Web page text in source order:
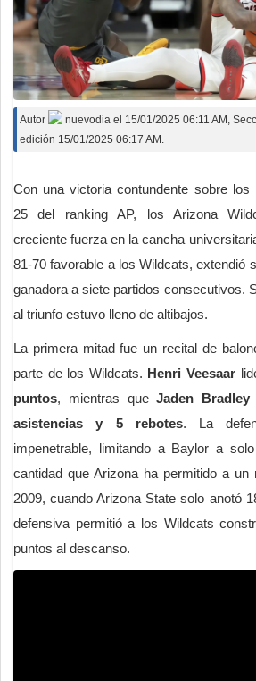
Autor nuevodia el 15/01/2025 06:11 AM ,
edición 15/01/2025 06:17 AM.
Con una victoria contundente sobre los
25 del ranking AP, los Arizona
creciente fuerza en la cancha
81-70 favorable a los Wildcats, extendió
ganadora a siete partidos consecutivos.
al triunfo estuvo lleno de altibajos.
La primera mitad fue un recital de
parte de los Wildcats. Henri Veesaar
puntos, mientras queJaden Bradley
asistencias y 5 rebotes. La
impenetrable, limitando a Baylor a
cantidad que Arizona ha permitido a un
2009, cuando Arizona State solo anotó
defensiva permitió a los Wildcats
puntos al descanso.